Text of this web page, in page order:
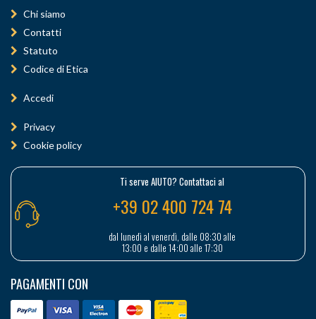
Chi siamo
Contatti
Statuto
Codice di Etica
Accedi
Privacy
Cookie policy
Ti serve AIUTO? Contattaci al
+39 02 400 724 74
dal lunedì al venerdì, dalle 08:30 alle
13:00 e dalle 14:00 alle 17:30
PAGAMENTI CON